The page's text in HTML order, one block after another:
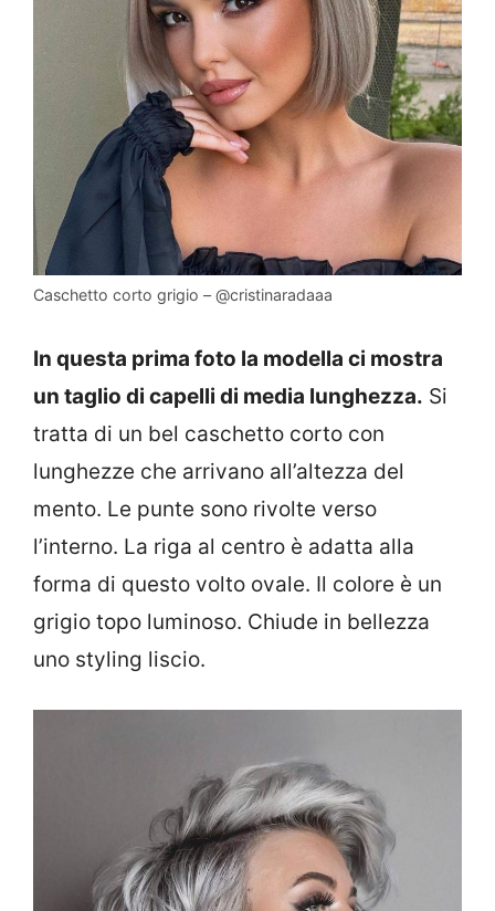
Caschetto corto grigio – @cristinaradaaa
In questa prima foto la modella ci mostra
un taglio di capelli di media lunghezza. Si
tratta di un bel caschetto corto con
lunghezze che arrivano all’altezza del
mento. Le punte sono rivolte verso
l’interno. La riga al centro è adatta alla
forma di questo volto ovale. Il colore è un
grigio topo luminoso. Chiude in bellezza
uno styling liscio.